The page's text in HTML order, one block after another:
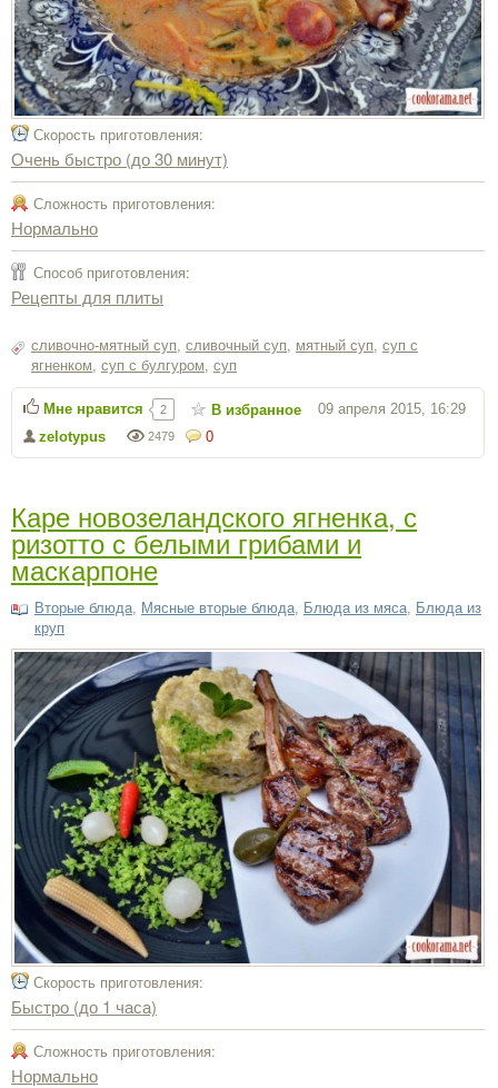
Скорость приготовления:
Очень быстро (до 30 минут)
Сложность приготовления:
Нормально
Способ приготовления:
Рецепты для плиты
сливочно-мятный суп, сливочный суп, мятный суп, суп с
ягненком, суп с булгуром, суп
0
2479
zelotypus
09 апреля 2015, 16:29
Мне нравится 2 В избранное
Каре новозеландского ягненка, с
ризотто с белыми грибами и
маскарпоне
Вторые блюда, Мясные вторые блюда, Блюда из мяса, Блюда из
круп
Скорость приготовления:
Быстро (до 1 часа)
Сложность приготовления:
Нормально